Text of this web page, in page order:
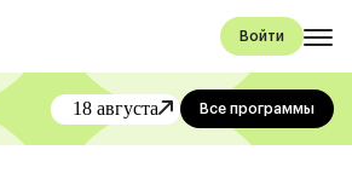
Войти
18 августа Все программы